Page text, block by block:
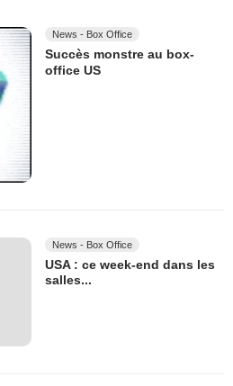
News - Box Office
Succès monstre au box-
office US
News - Box Office
USA : ce week-end dans les
salles...